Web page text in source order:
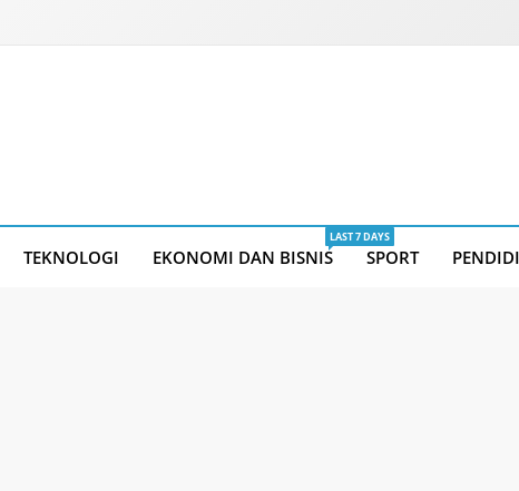
TEKNOLOGI EKONOMI DAN BISNIS
LAST 7 DAYS
SPORT